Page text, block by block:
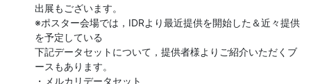
出展もございます。
※ポスター会場では，IDRより最近提供を開始した＆近々提供
を予定している
下記データセットについて，提供者様よりご紹介いただくブ
ースもあります。
・メルカリデータセット